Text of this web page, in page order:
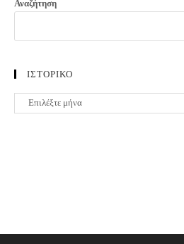
Αναζήτηση
ΙΣΤΟΡΙΚΟ
ΙΣΤΟΡΙΚΟ